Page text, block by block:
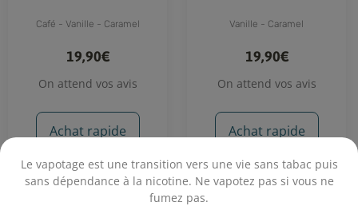
Le vapotage est une transition vers une vie sans tabac puis
sans dépendance à la nicotine. Ne vapotez pas si vous ne
fumez pas.
Café - Vanille - Caramel
19,90€
On attend vos avis
Achat rapide
Vanille - Caramel
19,90€
On attend vos avis
Achat rapide